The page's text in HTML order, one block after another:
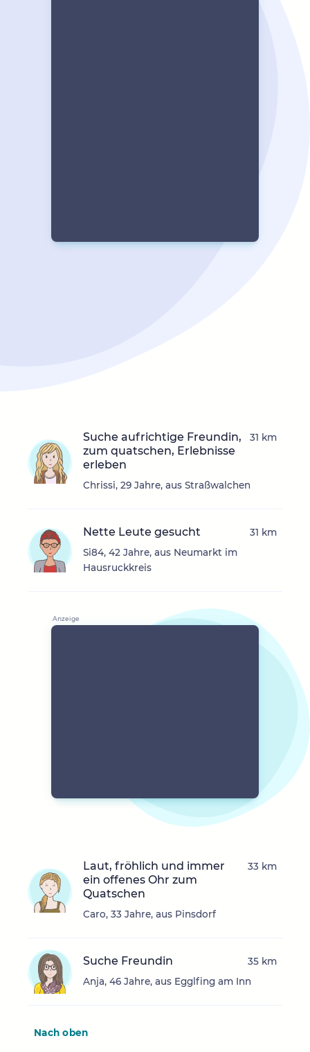
Suche aufrichtige Freundin,
zum quatschen, Erlebnisse
erleben
Chrissi, 29 Jahre, aus Straßwalchen
31 km
Nette Leute gesucht
Si84, 42 Jahre, aus Neumarkt im
Hausruckkreis
31 km
Laut, fröhlich und immer
ein offenes Ohr zum
Quatschen
Caro, 33 Jahre, aus Pinsdorf
33 km
Suche Freundin
Anja, 46 Jahre, aus Egglfing am Inn
35 km
Nach oben